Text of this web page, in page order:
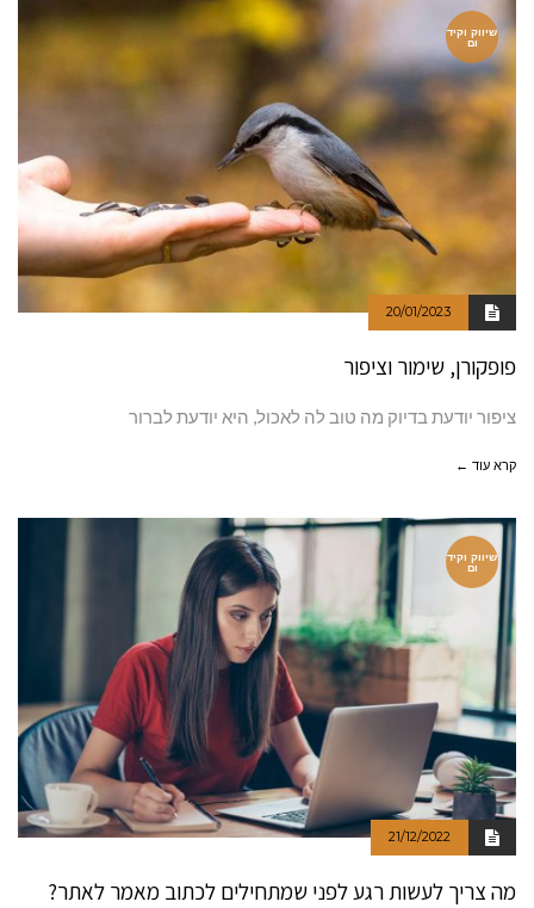
שיווק וקיד
ום
20/01/2023
פופקורן, שימור וציפור
ציפור יודעת בדיוק מה טוב לה לאכול, היא יודעת לברור
קרא עוד ←
שיווק וקיד
ום
21/12/2022
מה צריך לעשות רגע לפני שמתחילים לכתוב מאמר לאתר?